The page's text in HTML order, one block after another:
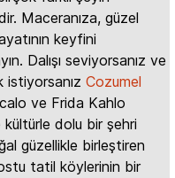
Maceranıza, güzel
keyfini
Dalışı seviyorsanız ve
istiyorsanız Cozumel
ve Frida Kahlo
dolu bir şehri
güzellikle birleştiren
tatil köylerinin bir